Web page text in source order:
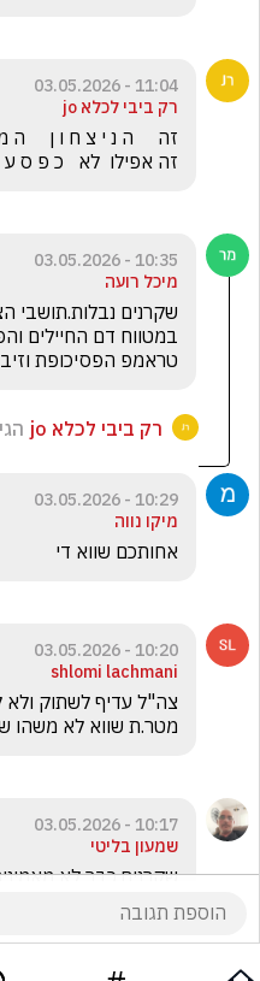
11:04 - 03.05.2026
רק ביבי לכלא jo
זה אפילו  לא   כ פ ס
10:35 - 03.05.2026
מיכל רועה
טראמפ הפסיכופת
רק ביבי לכלא jo
10:29 - 03.05.2026
מיקו נווה
אחותכם שווא די
10:20 - 03.05.2026
shlomi lachmani
מטר.ת שווא לא משהו
10:17 - 03.05.2026
שמעון בליטי
שקרנים.כבר לא